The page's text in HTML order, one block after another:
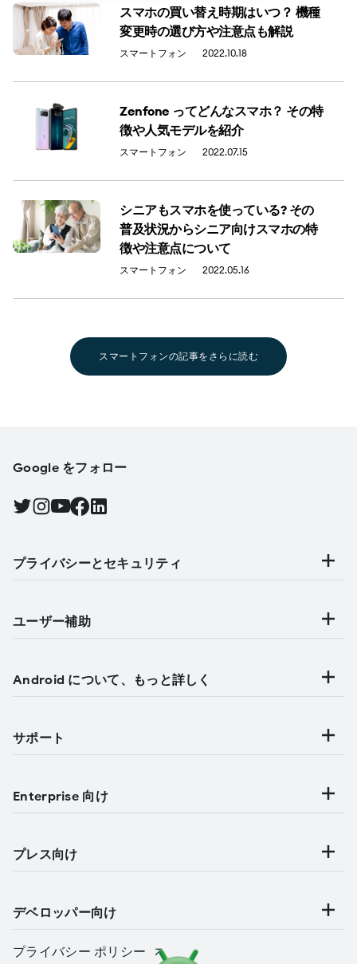
スマホの買い替え時期はいつ？ 機種
変更時の選び方や注意点も解説
スマートフォン 2022.10.18
Zenfone ってどんなスマホ？ その特
徴や人気モデルを紹介
スマートフォン 2022.07.15
シニアもスマホを使っている? その
普及状況からシニア向けスマホの特
徴や注意点について
スマートフォン 2022.05.16
スマートフォンの記事をさらに読む
Google をフォロー
Twitter で Android をフォローする, 新しいタブで開く
Instagram で Android をフォローする, 新しいタブで開く
YouTube で Android をフォローする, 新しいタブで開く
Facebook で Android をフォローする, 新しいタブで開く
Find Android on LinkedIn, 新しいタブで開く
プライバシーとセキュリティ
ユーザー補助
Android について、もっと詳しく
サポート
Enterprise 向け
プレス向け
デベロッパー向け
プライバシー ポリシー